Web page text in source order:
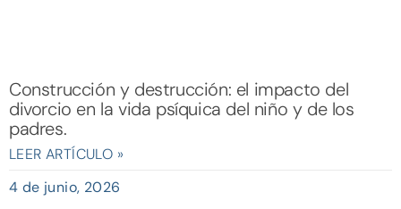
Construcción y destrucción: el impacto del
divorcio en la vida psíquica del niño y de los
padres.
LEER ARTÍCULO »
4 de junio, 2026